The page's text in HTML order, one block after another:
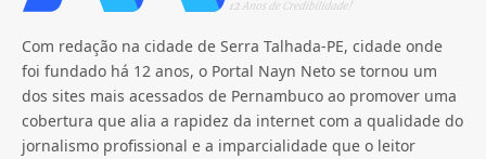
Com redação na cidade de Serra Talhada-PE, cidade onde
foi fundado há 12 anos, o Portal Nayn Neto se tornou um
dos sites mais acessados de Pernambuco ao promover uma
cobertura que alia a rapidez da internet com a qualidade do
jornalismo profissional e a imparcialidade que o leitor